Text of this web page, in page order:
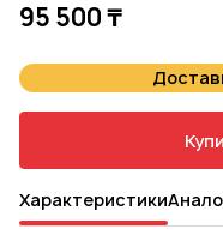
95 500 ₸
Характеристики